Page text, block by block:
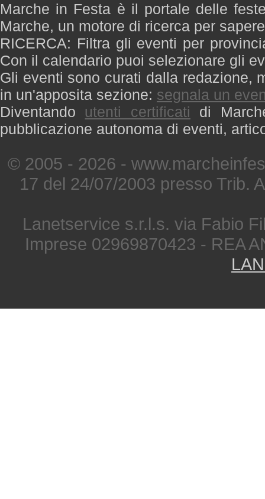
Marche in Festa è il portale delle
Marche, un motore di ricerca per
RICERCA: Filtra gli eventi per
Con il calendario puoi selezionare gli
Gli eventi sono curati dalla redazione,
in un'apposita sezione: segnala un
Diventando utenti certificati di
pubblicazione autonoma di eventi,
© 2005 - 2026 -
17 del 24/07/2003 presso Trib.
Lanetservice s.r.l.s. via Fabio
Imprese 02969870423 - REA